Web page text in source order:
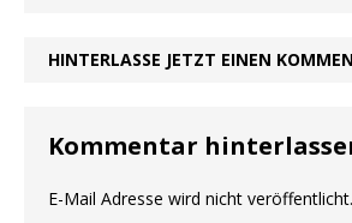
HINTERLASSE JETZT EINEN
Kommentar
E-Mail Adresse wird nicht veröffentlicht.